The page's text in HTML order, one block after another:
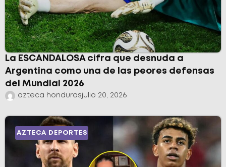
La ESCANDALOSA cifra que desnuda a
Argentina como una de las peores defensas
del Mundial 2026
azteca honduras julio 20, 2026
AZTECA DEPORTES